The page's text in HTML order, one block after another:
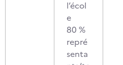
l’écol
e
80 %
repré
senta